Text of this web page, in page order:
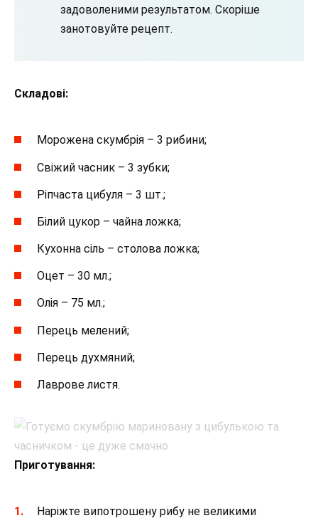
задоволеними результатом. Скоріше
занотовуйте рецепт.
Складові:
Морожена скумбрія – 3 рибини;
Свіжий часник – 3 зубки;
Ріпчаста цибуля – 3 шт.;
Білий цукор – чайна ложка;
Кухонна сіль – столова ложка;
Оцет – 30 мл.;
Олія – 75 мл.;
Перець мелений;
Перець духмяний;
Лаврове листя.
Приготування:
Наріжте випотрошену рибу не великими